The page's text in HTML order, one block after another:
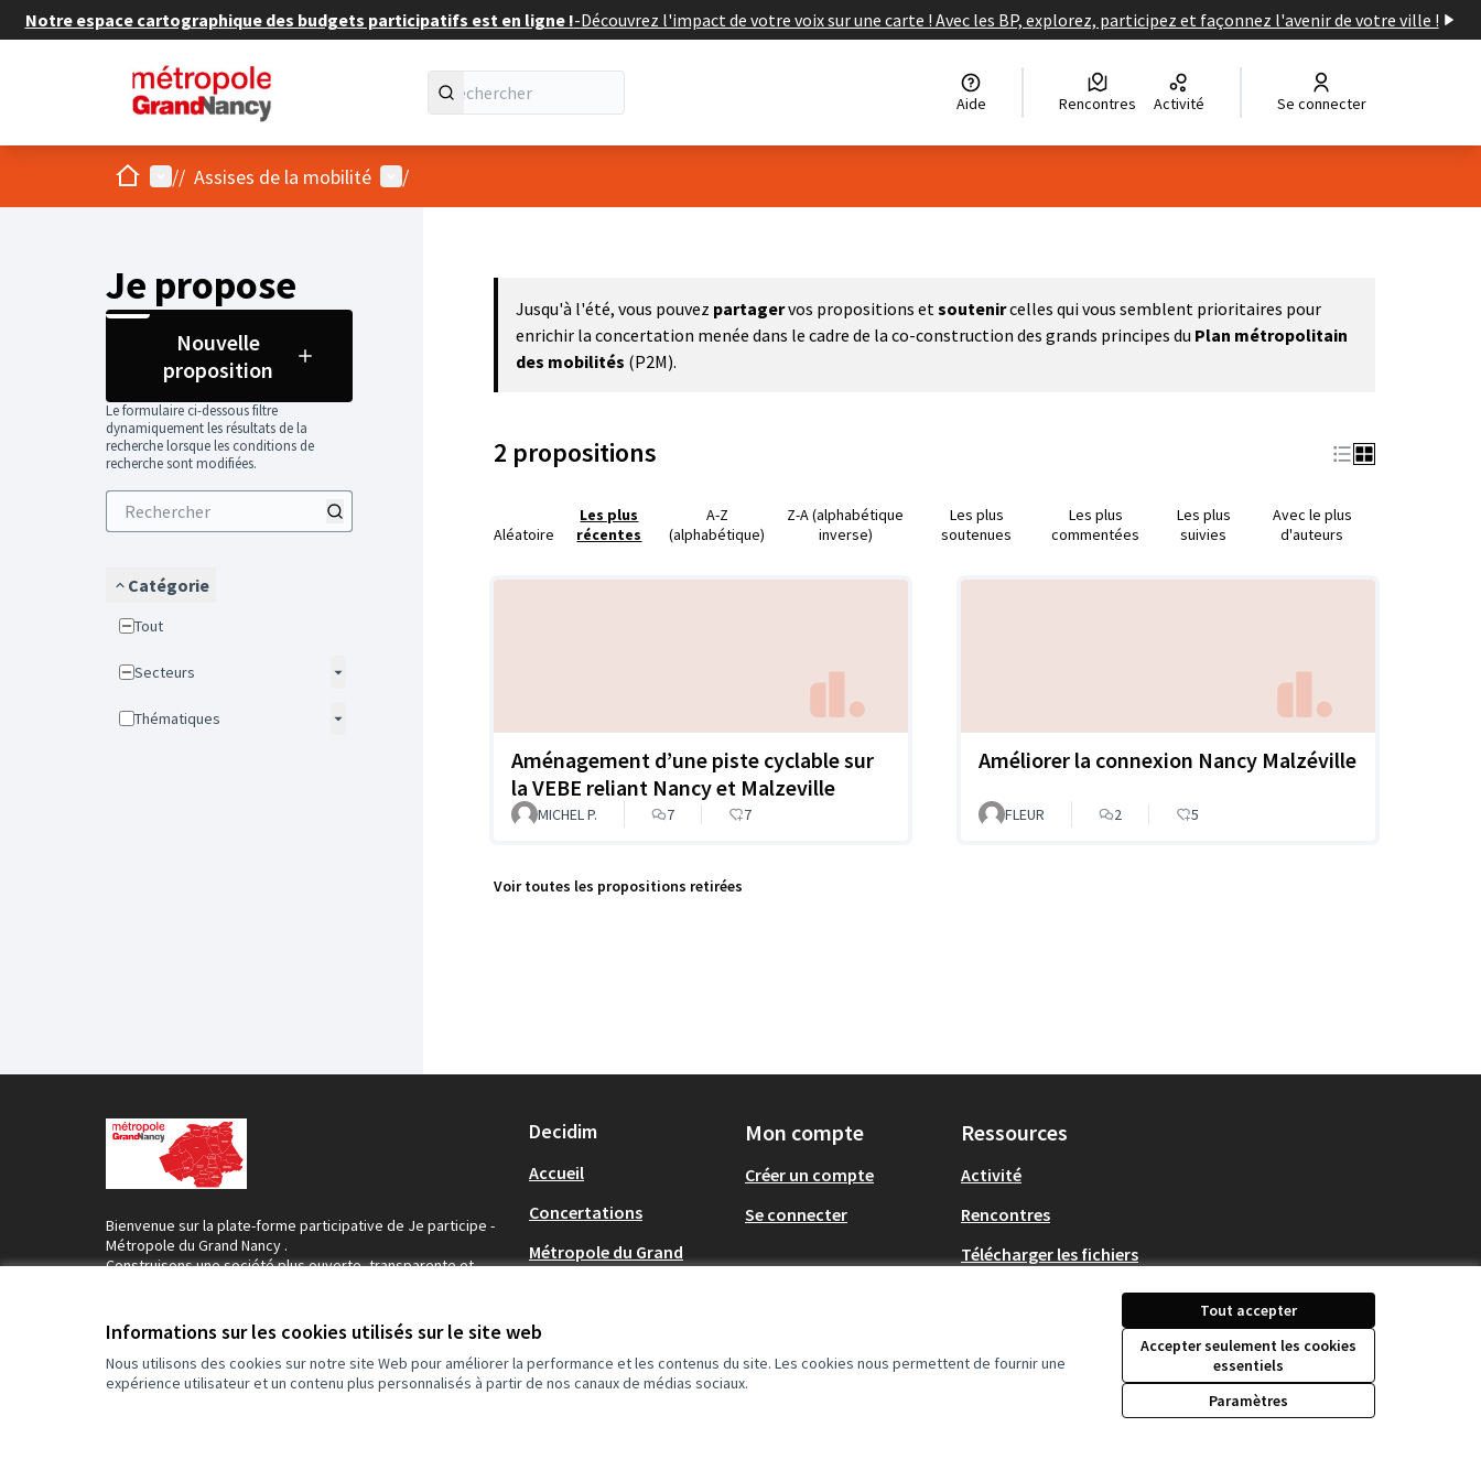
Informations sur les cookies utilisés sur le site web
Nous utilisons des cookies sur notre site Web pour améliorer la performance et les contenus du site. Les cookies nous permettent de fournir une
expérience utilisateur et un contenu plus personnalisés à partir de nos canaux de médias sociaux.
Tout accepter
Accepter seulement les cookies
essentiels
Paramètres
Notre espace cartographique des budgets participatifs est en ligne !-Découvrez l'impact de votre voix sur une carte ! Avec les BP, explorez, participez et façonnez l'avenir de votre ville !
Aide Rencontres Activité Se connecter
AccueilMenu principal
// Assises de la mobilité Menu utilisateur
/
Je propose
Nouvelle
proposition
Le formulaire ci-dessous filtre
dynamiquement les résultats de la
recherche lorsque les conditions de
recherche sont modifiées.
Catégorie
Tout
Secteurs
Thématiques
Jusqu'à l'été, vous pouvez partagervos propositions etsoutenircelles qui vous semblent prioritaires pour
enrichir la concertation menée dans le cadre de la co-construction des grands principes du Plan métropolitain
des mobilités (P2M).
2 propositions
Aléatoire
Les plus
récentes
A-Z
(alphabétique)
Z-A (alphabétique
inverse)
Les plus
soutenues
Les plus
commentées
Les plus
suivies
Avec le plus
d'auteurs
Aménagement d’une piste cyclable sur
la VEBE reliant Nancy et Malzeville
MICHEL P. 7 7
Améliorer la connexion Nancy Malzéville
FLEUR 2 5
Voir toutes les propositions retirées
Bienvenue sur la plate-forme participative de Je participe -
Métropole du Grand Nancy .
Construisons une société plus ouverte, transparente et
Decidim
Accueil
Concertations
Métropole du Grand
Nancy
Nancy
Mon compte
Créer un compte
Se connecter
Ressources
Activité
Rencontres
Télécharger les fichiers